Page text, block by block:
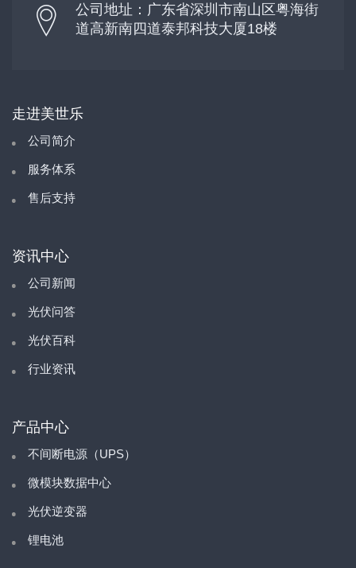
公司地址：广东省深圳市南山区粤海街
道高新南四道泰邦科技大厦18楼
走进美世乐
公司简介
服务体系
售后支持
资讯中心
公司新闻
光伏问答
光伏百科
行业资讯
产品中心
不间断电源（UPS）
微模块数据中心
光伏逆变器
锂电池